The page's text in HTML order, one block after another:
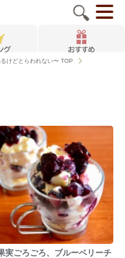
けどとらわれない〜 TOP
実ごろごろ、ブルーベリーチ